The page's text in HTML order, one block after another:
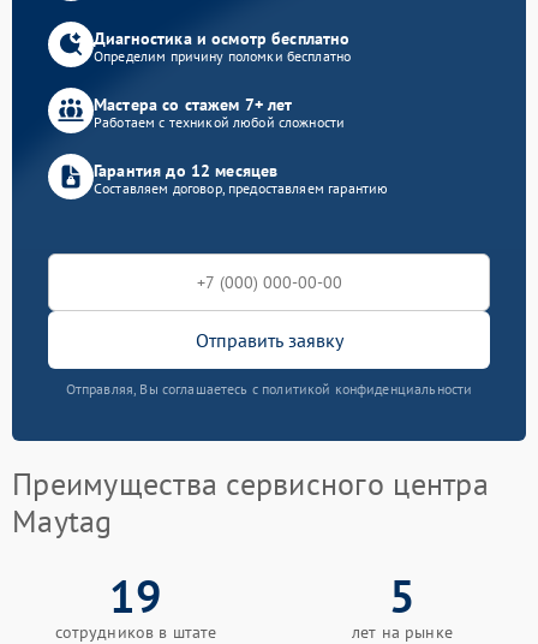
Диагностика и осмотр бесплатно
Определим причину поломки бесплатно
Мастера со стажем 7+ лет
Работаем с техникой любой сложности
Гарантия до 12 месяцев
Составляем договор, предоставляем гарантию
Отправить заявку
Отправляя, Вы соглашаетесь с политикой конфиденциальности
Преимущества сервисного центра
Maytag
19
сотрудников в штате
5
лет на рынке